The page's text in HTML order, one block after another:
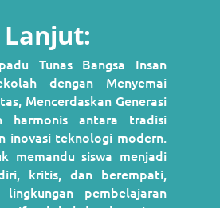
Tunas Bangsa Insan
dengan Menyemai
Mencerdaskan Generasi
harmonis antara tradisi
inovasi teknologi modern.
memandu siswa menjadi
kritis, dan berempati,
pembelajaran